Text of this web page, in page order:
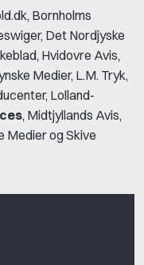
Bornholms
Det Nordjyske
Hvidovre Avis,
Medier, L.M. Tryk,
Lolland-
, Midtjyllands Avis,
Medier og Skive